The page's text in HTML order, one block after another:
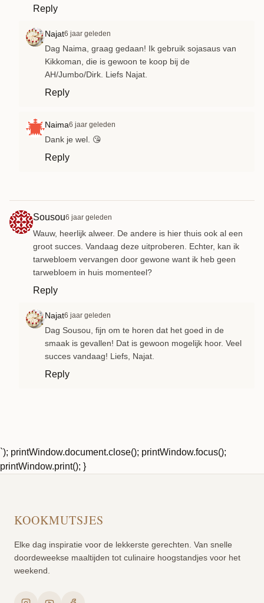
Reply
Najat6 jaar geleden
Dag Naima, graag gedaan! Ik gebruik sojasaus van
Kikkoman, die is gewoon te koop bij de
AH/Jumbo/Dirk. Liefs Najat.
Reply
Naima6 jaar geleden
Dank je wel. 😘
Reply
Sousou6 jaar geleden
Wauw, heerlijk alweer. De andere is hier thuis ook al een
groot succes. Vandaag deze uitproberen. Echter, kan ik
tarwebloem vervangen door gewone want ik heb geen
tarwebloem in huis momenteel?
Reply
Najat6 jaar geleden
Dag Sousou, fijn om te horen dat het goed in de
smaak is gevallen! Dat is gewoon mogelijk hoor. Veel
succes vandaag! Liefs, Najat.
Reply
`); printWindow.document.close(); printWindow.focus();
printWindow.print(); }
KOOKMUTSJES
Elke dag inspiratie voor de lekkerste gerechten. Van snelle
doordeweekse maaltijden tot culinaire hoogstandjes voor het
weekend.